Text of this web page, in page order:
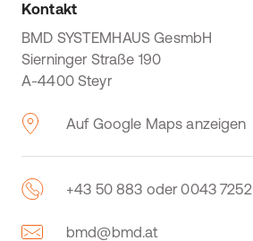
Kontakt
BMD SYSTEMHAUS GesmbH
Sierninger Straße 190
A-4400 Steyr
Auf Google Maps anzeigen
+43 50 883 oder 0043
bmd@bmd.at